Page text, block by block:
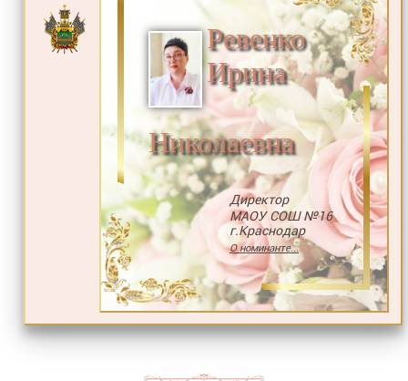
Ревенко
Ирина
Николаевна
Директор
МАОУ СОШ №16
г.Краснодар
О номинанте...